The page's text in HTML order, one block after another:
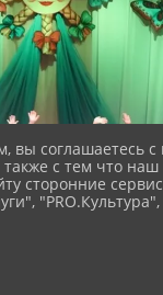
вы соглашаетесь с
с тем что наш
сторонние